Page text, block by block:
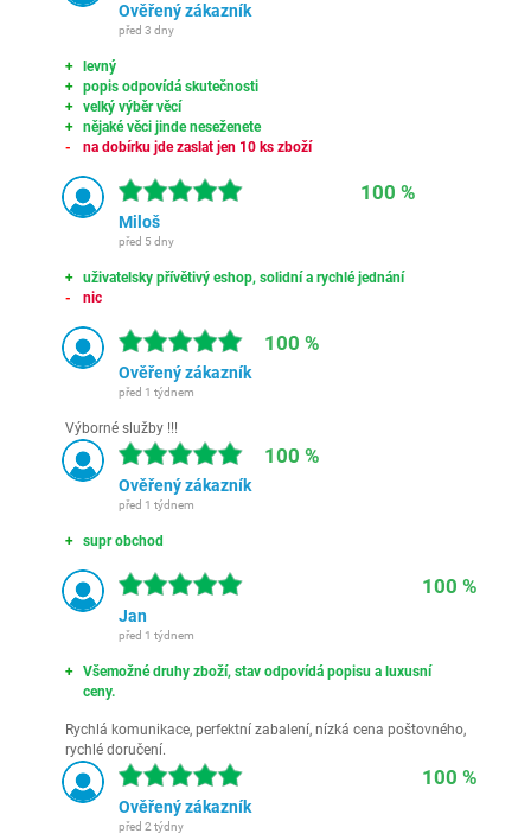
Ověřený zákazník
před 3 dny
levný
popis odpovídá skutečnosti
velký výběr věcí
nějaké věci jinde neseženete
na dobírku jde zaslat jen 10 ks zboží
100 %
Miloš
před 5 dny
uživatelsky přívětivý eshop, solidní a rychlé jednání
nic
100 %
Ověřený zákazník
před 1 týdnem
Výborné služby !!!
100 %
Ověřený zákazník
před 1 týdnem
supr obchod
100 %
Jan
před 1 týdnem
Všemožné druhy zboží, stav odpovídá popisu a luxusní
ceny.
Rychlá komunikace, perfektní zabalení, nízká cena poštovného,
rychlé doručení.
100 %
Ověřený zákazník
před 2 týdny